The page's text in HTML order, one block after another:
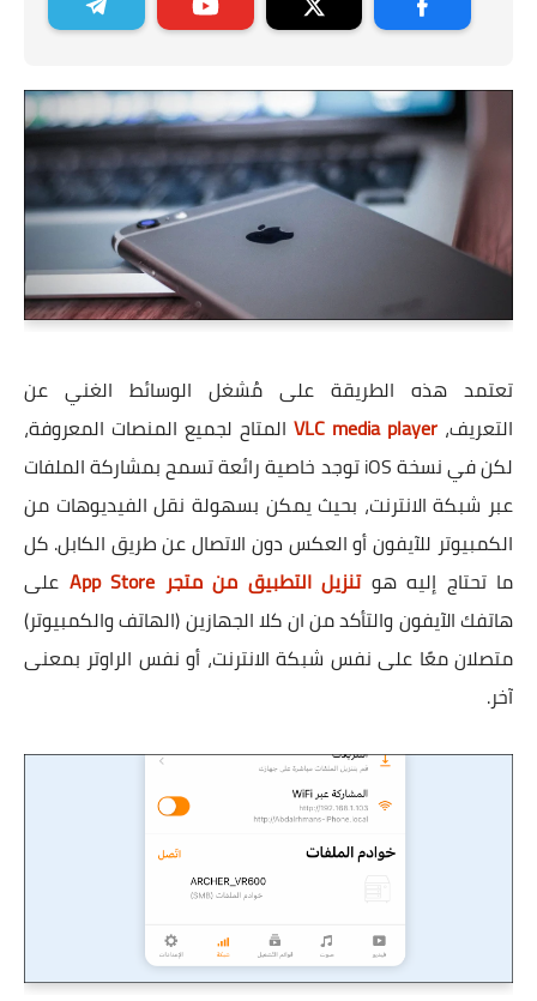
تعتمد هذه الطريقة على مُشغل الوسائط الغني عن
التعريف، VLC media player المتاح لجميع المنصات المعروفة،
لكن في نسخة iOS توجد خاصية رائعة تسمح بمشاركة الملفات
عبر شبكة الانترنت، بحيث يمكن بسهولة نقل الفيديوهات من
الكمبيوتر للآيفون أو العكس دون الاتصال عن طريق الكابل. كل
ما تحتاج إليه هوتنزيل التطبيق من متجر App Store
على
هاتفك الآيفون والتأكد من ان كلا الجهازين (الهاتف والكمبيوتر)
متصلان معًا على نفس شبكة الانترنت، أو نفس الراوتر بمعنى
آخر.